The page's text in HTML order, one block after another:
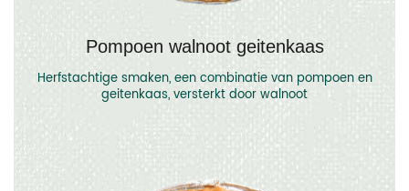
Pompoen walnoot geitenkaas
Herfstachtige smaken, een combinatie van pompoen en
geitenkaas, versterkt door walnoot